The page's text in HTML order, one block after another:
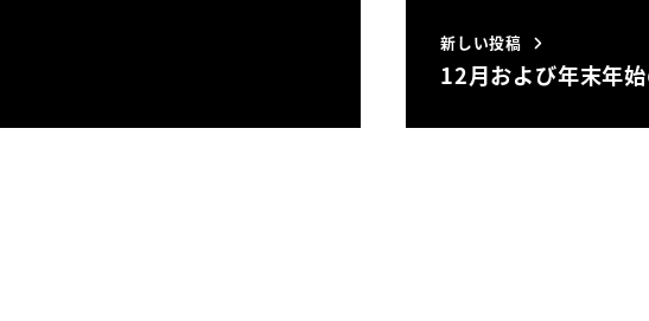
新しい投稿
12月および年末年